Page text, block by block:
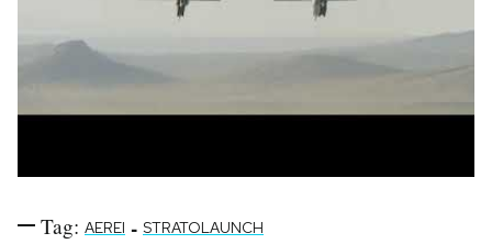
Tag: AEREI - STRATOLAUNCH